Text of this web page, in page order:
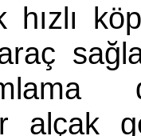
hızlı
alçak